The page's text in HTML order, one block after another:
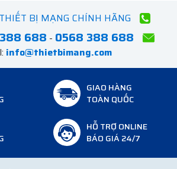
EX4600 giải pháp phân phối mạng
doanh nghiệp hoàn hảo
Juniper EX4600 Series
BỊ MẠNG CHÍNH HÃNG
688 - 0568 388 688
info@thietbimang.com
GIAO HÀNG
TOÀN QUỐC
HỖ TRỢ ONLINE
BÁO GIÁ 24/7